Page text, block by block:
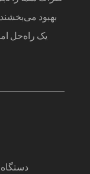
بهبود
یک راه‌حل